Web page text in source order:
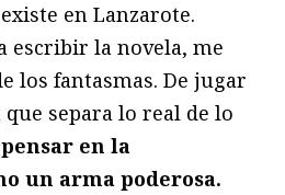
en Lanzarote.
escribir la novela, me
los fantasmas. De jugar
separa lo real de lo
en la
un arma poderosa.